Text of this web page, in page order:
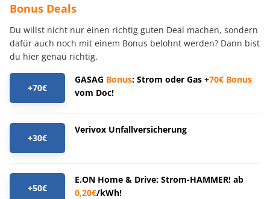
Bonus Deals
Du willst nicht nur einen richtig guten Deal machen, sondern
dafür auch noch mit einem Bonus belohnt werden? Dann bist
du hier genau richtig.
+70€
GASAG Bonus: Strom oder Gas +70€ Bonus
vom Doc!
+30€
Verivox Unfallversicherung
+50€
E.ON Home & Drive: Strom-HAMMER! ab
0,20€/kWh!